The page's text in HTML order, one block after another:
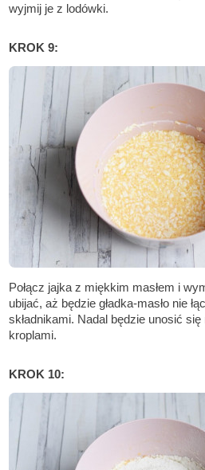
wyjmij je z lodówki.
KROK 9:
Połącz jajka z miękkim masłem i
ubijać, aż będzie gładka-masło nie
składnikami. Nadal będzie unosić
kroplami.
KROK 10: